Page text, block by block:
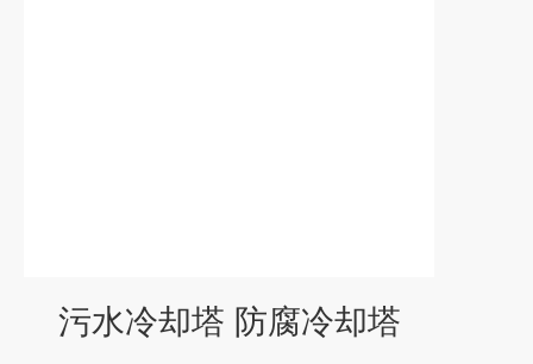
污水冷却塔 防腐冷却塔